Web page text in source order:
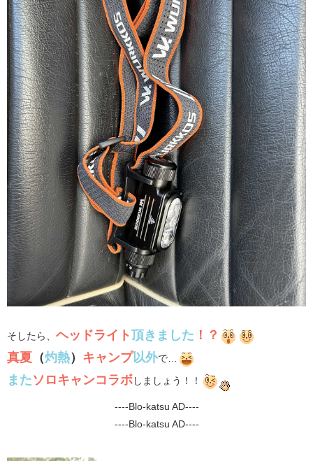
そしたら、 ヘッドライト頂きました ！？
真夏 （灼熱） キャンプ以外で…
またソロキャンコラボしましょう！！
----Blo-katsu AD----
----Blo-katsu AD----